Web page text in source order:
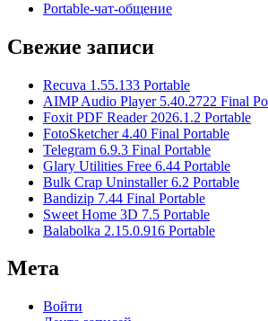
Portable-чат-общение
Свежие записи
Recuva 1.55.133 Portable
AIMP Audio Player 5.40.2722 Final
Foxit PDF Reader 2026.1.2 Portable
FotoSketcher 4.40 Final Portable
Telegram 6.9.3 Final Portable
Glary Utilities Free 6.44 Portable
Bulk Crap Uninstaller 6.2 Portable
Bandizip 7.44 Final Portable
Sweet Home 3D 7.5 Portable
Balabolka 2.15.0.916 Portable
Мета
Войти